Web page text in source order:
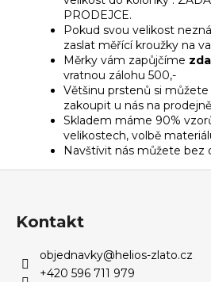
PRODEJCE.
Pokud svou velikost
zaslat měřící kroužky na
Měrky vám zapůjčíme
vratnou zálohu 500,-
Většinu prstenů si
zakoupit u nás na prodejně
Skladem máme 90%
velikostech, volbě
Navštívit nás můžete bez
Kontakt
objednavky@helios-zlato.cz
+420 596 711 979